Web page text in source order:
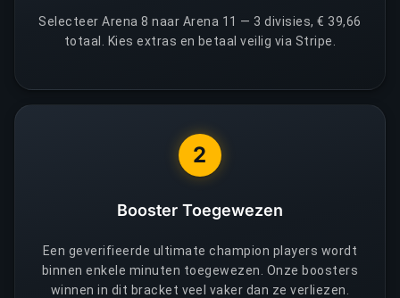
Selecteer Arena 8 naar Arena 11 — 3 divisies, € 39,66
totaal. Kies extras en betaal veilig via Stripe.
2
Booster Toegewezen
Een geverifieerde ultimate champion players wordt
binnen enkele minuten toegewezen. Onze boosters
winnen in dit bracket veel vaker dan ze verliezen.